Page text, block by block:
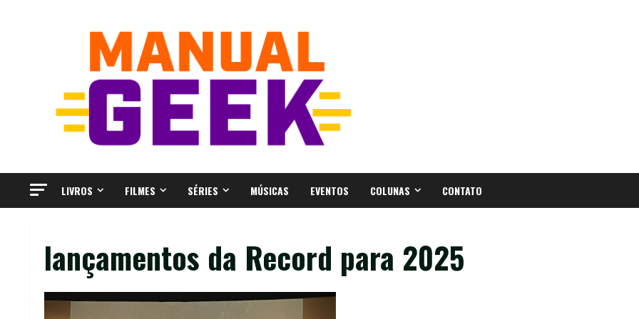
LIVROS FILMES SÉRIES MÚSICAS EVENTOS COLUNAS CONTATO
lançamentos da Record para 2025